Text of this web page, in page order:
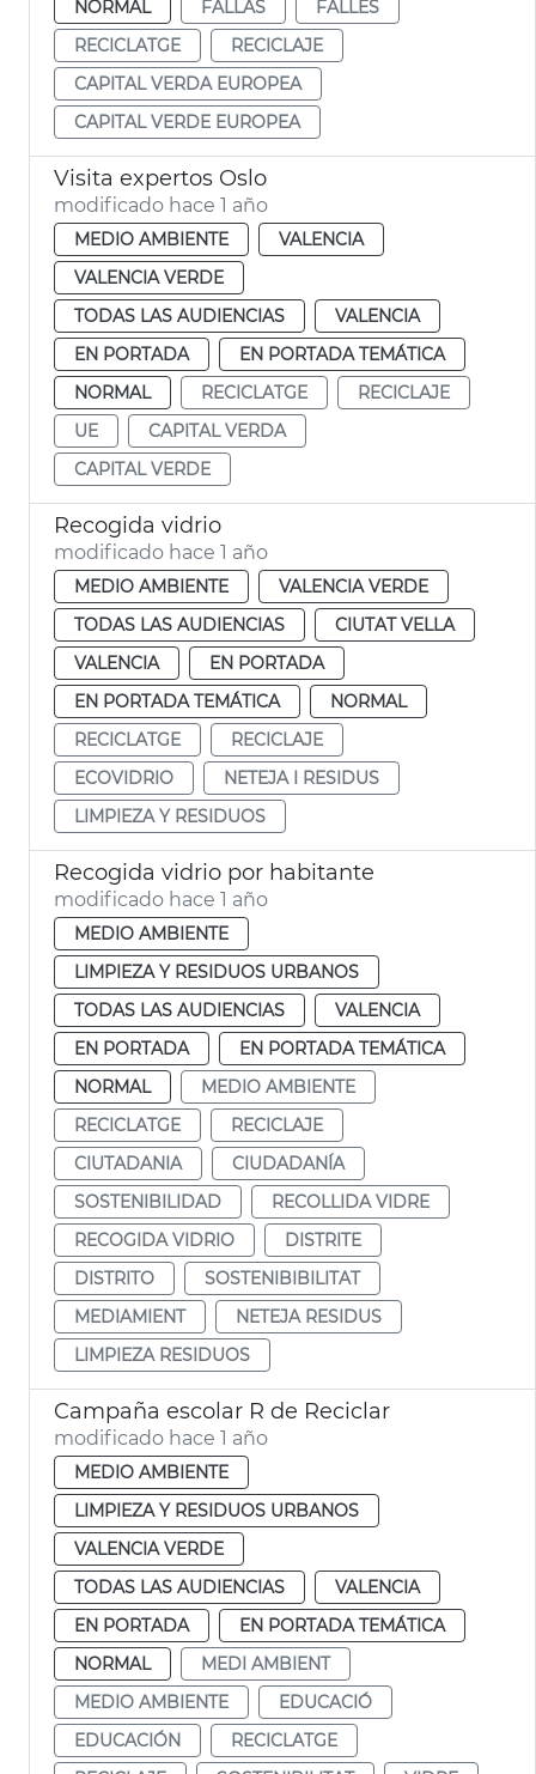
NORMAL FALLAS
FALLES
RECICLATGE
RECICLAJE
CAPITAL VERDA EUROPEA
CAPITAL VERDE EUROPEA
Visita expertos Oslo
modificado hace 1 año
MEDIO AMBIENTE
VALENCIA
VALENCIA VERDE
TODAS LAS AUDIENCIAS
VALENCIA
EN PORTADA
EN PORTADA TEMÁTICA
NORMAL
RECICLATGE
RECICLAJE
UE
CAPITAL VERDA
CAPITAL VERDE
Recogida vidrio
modificado hace 1 año
MEDIO AMBIENTE
VALENCIA VERDE
TODAS LAS AUDIENCIAS
CIUTAT VELLA
VALENCIA
EN PORTADA
EN PORTADA TEMÁTICA
NORMAL
RECICLATGE
RECICLAJE
ECOVIDRIO
NETEJA I RESIDUS
LIMPIEZA Y RESIDUOS
Recogida vidrio por habitante
modificado hace 1 año
MEDIO AMBIENTE
LIMPIEZA Y RESIDUOS URBANOS
TODAS LAS AUDIENCIAS
VALENCIA
EN PORTADA
EN PORTADA TEMÁTICA
NORMAL
MEDIO AMBIENTE
RECICLATGE
RECICLAJE
CIUTADANIA
CIUDADANÍA
SOSTENIBILIDAD
RECOLLIDA VIDRE
RECOGIDA VIDRIO
DISTRITE
DISTRITO
SOSTENIBIBILITAT
MEDIAMIENT
NETEJA RESIDUS
LIMPIEZA RESIDUOS
Campaña escolar R de Reciclar
modificado hace 1 año
MEDIO AMBIENTE
LIMPIEZA Y RESIDUOS URBANOS
VALENCIA VERDE
TODAS LAS AUDIENCIAS
VALENCIA
EN PORTADA
EN PORTADA TEMÁTICA
NORMAL
MEDI AMBIENT
MEDIO AMBIENTE
EDUCACIÓ
EDUCACIÓN
RECICLATGE